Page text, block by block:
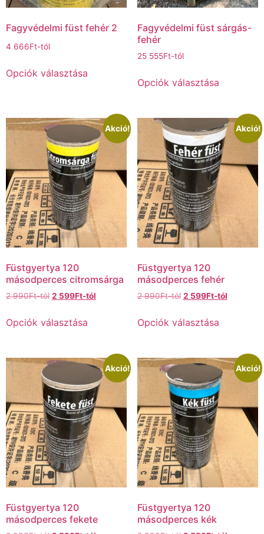
Fagyvédelmi füst fehér 2
4 666Ft-tól
Opciók választása
Fagyvédelmi füst sárgás-
fehér
25 555Ft-tól
Opciók választása
Akció!
Füstgyertya 120
másodperces citromsárga
2 990Ft-tól 2 599Ft-tól
Opciók választása
Akció!
Füstgyertya 120
másodperces fehér
2 990Ft-tól 2 599Ft-tól
Opciók választása
Akció!
Füstgyertya 120
másodperces fekete
Akció!
Füstgyertya 120
másodperces kék